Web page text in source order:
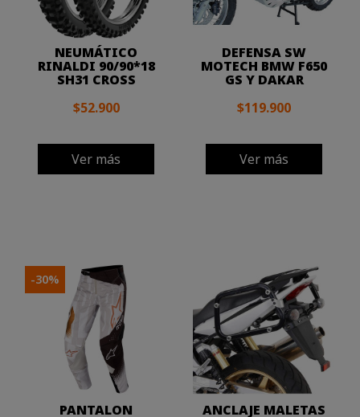
NEUMÁTICO
RINALDI 90/90*18
SH31 CROSS
$52.900
Ver más
DEFENSA SW
MOTECH BMW F650
GS Y DAKAR
$119.900
Ver más
PANTALON
-30%
ANCLAJE MALETAS